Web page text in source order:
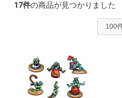
17件の商品が見つかりました